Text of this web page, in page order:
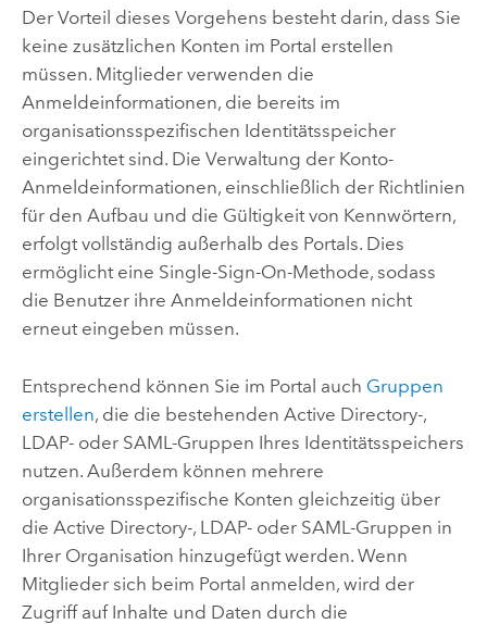
Der Vorteil dieses Vorgehens besteht darin, dass Sie
keine zusätzlichen Konten im Portal erstellen
müssen. Mitglieder verwenden die
Anmeldeinformationen, die bereits im
organisationsspezifischen Identitätsspeicher
eingerichtet sind. Die Verwaltung der Konto-
Anmeldeinformationen, einschließlich der Richtlinien
für den Aufbau und die Gültigkeit von Kennwörtern,
erfolgt vollständig außerhalb des Portals. Dies
ermöglicht eine Single-Sign-On-Methode, sodass
die Benutzer ihre Anmeldeinformationen nicht
erneut eingeben müssen.
Entsprechend können Sie im Portal auch Gruppen
erstellen, die die bestehenden Active Directory-,
LDAP- oder SAML-Gruppen Ihres Identitätsspeichers
nutzen. Außerdem können mehrere
organisationsspezifische Konten gleichzeitig über
die Active Directory-, LDAP- oder SAML-Gruppen in
Ihrer Organisation hinzugefügt werden. Wenn
Mitglieder sich beim Portal anmelden, wird der
Zugriff auf Inhalte und Daten durch die